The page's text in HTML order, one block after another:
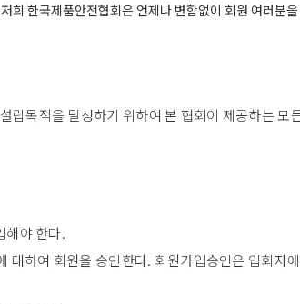
희 한국제품안전협회은 언제나 변함없이 회원 여러분
립목적을 달성하기 위하여 본 협회이 제공하는
해야 한다.
대하여 회원을 승인한다. 회원가입승인은 입회자